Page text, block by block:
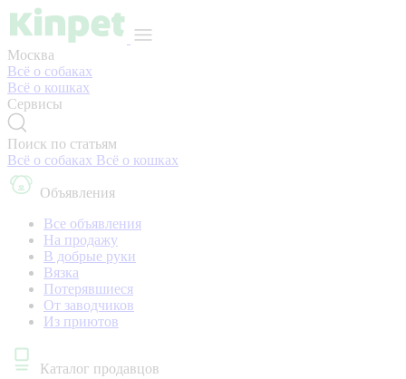
Москва
Всё о собаках
Всё о кошках
Сервисы
Поиск по статьям
Всё о собаках Всё о кошках
Объявления
Все объявления
На продажу
В добрые руки
Вязка
Потерявшиеся
От заводчиков
Из приютов
Каталог продавцов